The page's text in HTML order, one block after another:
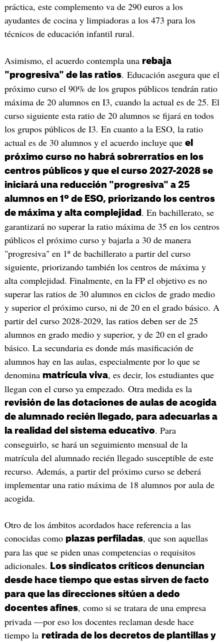
práctica, este complemento va de 290 euros a los
ayudantes de cocina y limpiadoras a los 473 para los
técnicos de educación infantil rural.
Asimismo, el acuerdo contempla una rebaja
"progresiva" de las ratios. Educación asegura que el
próximo curso el 90% de los grupos públicos tendrán ratio
máxima de 20 alumnos en I3, cuando la actual es de 25. El
curso siguiente esta ratio de 20 alumnos se fijará en todos
los grupos públicos de I3. En cuanto a la ESO, la ratio
actual es de 30 alumnos y el acuerdo incluye que el
próximo curso no habrá sobrerratios en los
centros públicos y que el curso 2027-2028 se
iniciará una reducción "progresiva" a 25
alumnos en 1º de ESO, priorizando los centros
de máxima y alta complejidad . En bachillerato, se
garantizará no superar la ratio máxima de 35 en los centros
públicos el próximo curso y bajarla a 30 de manera
"progresiva" en 1º de bachillerato a partir del curso
siguiente, priorizando también los centros de máxima y
alta complejidad. Finalmente, en la FP el objetivo es no
superar las ratios de 30 alumnos en ciclos de grado medio
y superior el próximo curso, ni de 20 en el grado básico. A
partir del curso 2028-2029, las ratios deben ser de 25
alumnos en grado medio y superior, y de 20 en el grado
básico. La secundaria es donde más masificación de
alumnos hay en las aulas, especialmente por lo que se
denomina matrícula viva, es decir, los estudiantes que
llegan con el curso ya empezado. Otra medida es la
revisión de las dotaciones de aulas de acogida
de alumnado recién llegado, para adecuarlas a
la realidad del sistema educativo. Para
conseguirlo, se hará un seguimiento mensual de la
matrícula del alumnado recién llegado susceptible de este
recurso. Además, a partir del próximo curso se deberá
implementar una ratio máxima de 18 alumnos por aula de
acogida.
Otro de los ámbitos acordados hace referencia a las
conocidas como plazas perfiladas, que son aquellas
para las que se piden unas competencias o requisitos
adicionales.
Los sindicatos críticos denuncian
desde hace tiempo que estas sirven de facto
para que las direcciones sitúen a dedo
docentes afines, como si se tratara de una empresa
privada —por eso los docentes reclaman desde hace
tiempo la retirada de los decretos de plantillas y